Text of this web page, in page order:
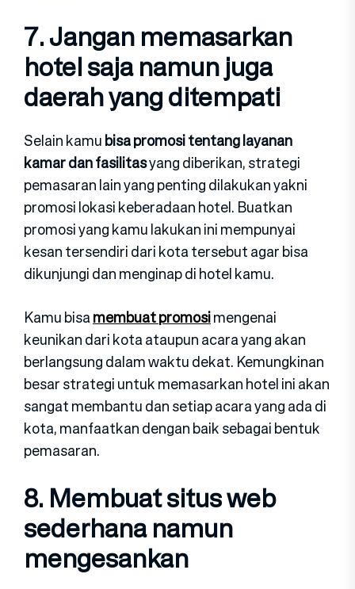
7. Jangan memasarkan
hotel saja namun juga
daerah yang ditempati
Selain kamubisa promosi tentang layanan
kamar dan fasilitasyang diberikan, strategi
pemasaran lain yang penting dilakukan yakni
promosi lokasi keberadaan hotel. Buatkan
promosi yang kamu lakukan ini mempunyai
kesan tersendiri dari kota tersebut agar bisa
dikunjungi dan menginap di hotel kamu.
Kamu bisamembuat promosimengenai
keunikan dari kota ataupun acara yang akan
berlangsung dalam waktu dekat. Kemungkinan
besar strategi untuk memasarkan hotel ini akan
sangat membantu dan setiap acara yang ada di
kota, manfaatkan dengan baik sebagai bentuk
pemasaran.
8. Membuat situs web
sederhana namun
mengesankan